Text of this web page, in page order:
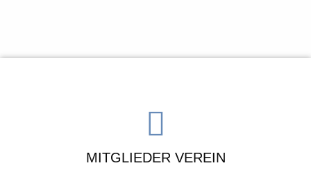
MITGLIEDER VEREIN